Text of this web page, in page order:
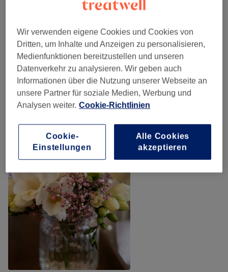
Schöne Augen (5) ab 9 €
Gesichtsbehandlungen (1)
Unsere Arbeit
Wir verwenden eigene Cookies und Cookies von
Dritten, um Inhalte und Anzeigen zu personalisieren,
Medienfunktionen bereitzustellen und unseren
Datenverkehr zu analysieren. Wir geben auch
Informationen über die Nutzung unserer Webseite an
unsere Partner für soziale Medien, Werbung und
Analysen weiter. Cookie-Richtlinien
Cookie-
Einstellungen
Alle Cookies
akzeptieren